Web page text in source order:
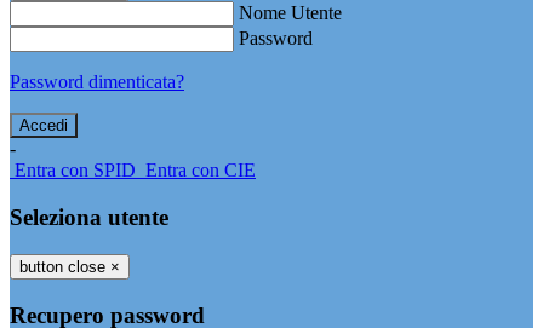
Nome Utente
Password
Password dimenticata?
-
Entra con SPID Entra con CIE
Seleziona utente
button close ×
Recupero password